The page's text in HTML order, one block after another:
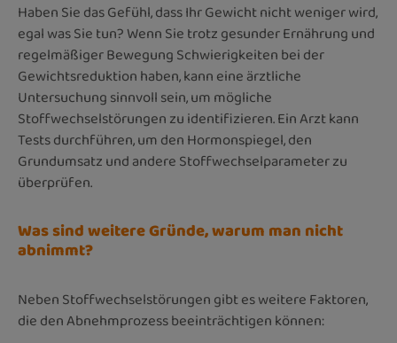
Haben Sie das Gefühl, dass Ihr Gewicht nicht weniger wird,
egal was Sie tun? Wenn Sie trotz gesunder Ernährung und
regelmäßiger Bewegung Schwierigkeiten bei der
Gewichtsreduktion haben, kann eine ärztliche
Untersuchung sinnvoll sein, um mögliche
Stoffwechselstörungen zu identifizieren. Ein Arzt kann
Tests durchführen, um den Hormonspiegel, den
Grundumsatz und andere Stoffwechselparameter zu
überprüfen.
Was sind weitere Gründe, warum man nicht
abnimmt?
Neben Stoffwechselstörungen gibt es weitere Faktoren,
die den Abnehmprozess beeinträchtigen können: